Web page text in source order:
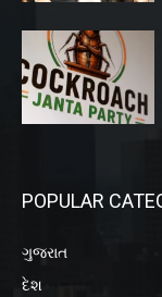
POPULAR
ગુજરાત
દેશ